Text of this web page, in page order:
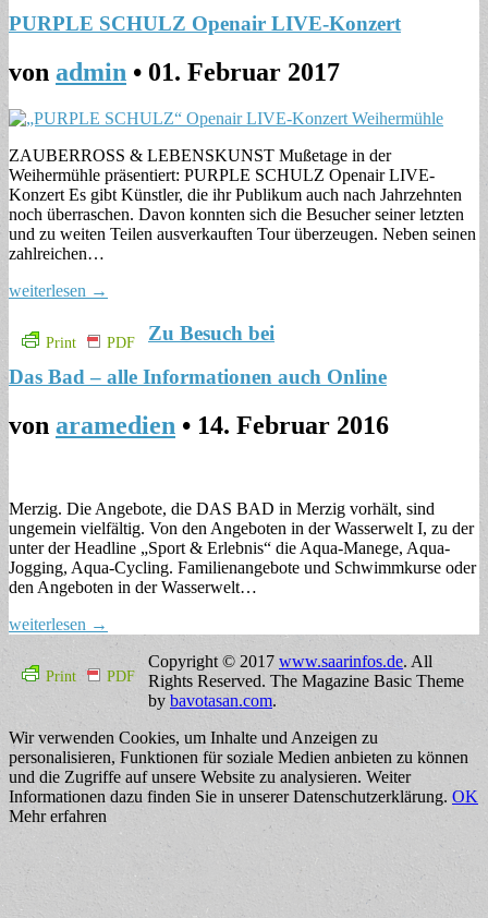
PURPLE SCHULZ Openair LIVE-Konzert
von admin • 01. Februar 2017
ZAUBERROSS & LEBENSKUNST Mußetage in der
Weihermühle präsentiert: PURPLE SCHULZ Openair LIVE-
Konzert Es gibt Künstler, die ihr Publikum auch nach Jahrzehnten
noch überraschen. Davon konnten sich die Besucher seiner letzten
und zu weiten Teilen ausverkauften Tour überzeugen. Neben seinen
zahlreichen…
weiterlesen →
Print PDF
Zu Besuch bei
Das Bad – alle Informationen auch Online
von aramedien • 14. Februar 2016
Merzig. Die Angebote, die DAS BAD in Merzig vorhält, sind
ungemein vielfältig. Von den Angeboten in der Wasserwelt I, zu der
unter der Headline „Sport & Erlebnis“ die Aqua-Manege, Aqua-
Jogging, Aqua-Cycling. Familienangebote und Schwimmkurse oder
den Angeboten in der Wasserwelt…
weiterlesen →
Print PDF
Copyright © 2017 www.saarinfos.de. All
Rights Reserved. The Magazine Basic Theme
bybavotasan.com.
Wir verwenden Cookies, um Inhalte und Anzeigen zu
personalisieren, Funktionen für soziale Medien anbieten zu können
und die Zugriffe auf unsere Website zu analysieren. Weiter
Informationen dazu finden Sie in unserer Datenschutzerklärung. OK
Mehr erfahren